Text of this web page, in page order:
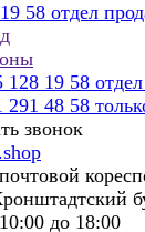
58 отдел
128 19 58
291 48 58
звонок
до 18:00